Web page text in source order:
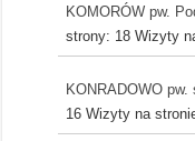
KOMORÓW pw.
strony: 18 Wizyty
KONRADOWO pw.
16 Wizyty na